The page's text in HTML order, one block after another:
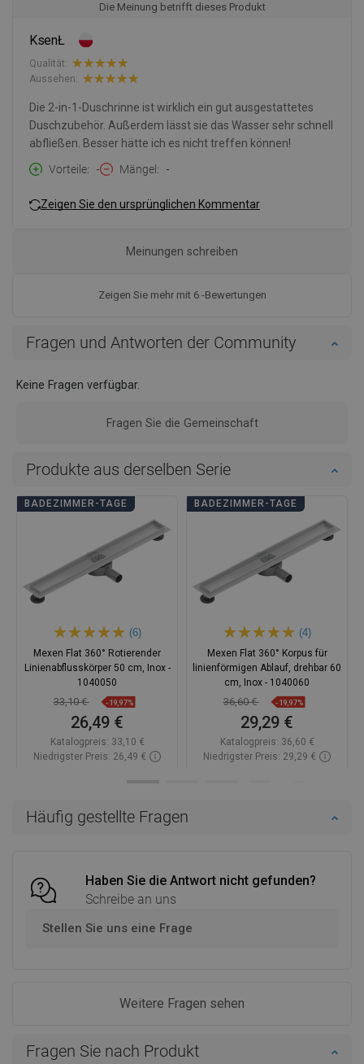
Häufig gestellte Fragen
Haben Sie die Antwort nicht gefunden?
Schreibe an uns
Stellen Sie uns eine Frage
Weitere Fragen sehen
Die Meinung betrifft dieses Produkt
KsenŁ
Qualität:
Aussehen:
Die 2-in-1-Duschrinne ist wirklich ein gut ausgestattetes
Duschzubehör. Außerdem lässt sie das Wasser sehr schnell
abfließen. Besser hätte ich es nicht treffen können!
Vorteile
- Mängel -
Zeigen Sie den ursprünglichen Kommentar
Zeigen Sie mehr mit 6 -Bewertungen
Meinungen schreiben
Fragen und Antworten der Community
Keine Fragen verfügbar.
Fragen Sie die Gemeinschaft
Fragen Sie nach Produkt
Produkte aus derselben Serie
BADEZIMMER-TAGE
(6)
Mexen Flat 360° Rotierender
Linienabflusskörper 50 cm, Inox -
1040050
33,10 € -19,97%
26,49 €
Katalogpreis: 33,10 €
Niedrigster Preis: 26,49 €
BADEZIMMER-TAGE
(4)
Mexen Flat 360° Korpus für
linienförmigen Ablauf, drehbar 60
cm, Inox - 1040060
36,60 € -19,97%
29,29 €
Katalogpreis: 36,60 €
Niedrigster Preis: 29,29 €